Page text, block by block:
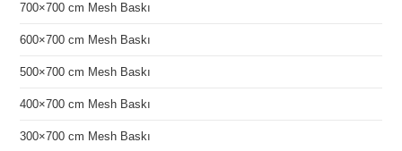
700×700 cm Mesh Baskı
600×700 cm Mesh Baskı
500×700 cm Mesh Baskı
400×700 cm Mesh Baskı
300×700 cm Mesh Baskı